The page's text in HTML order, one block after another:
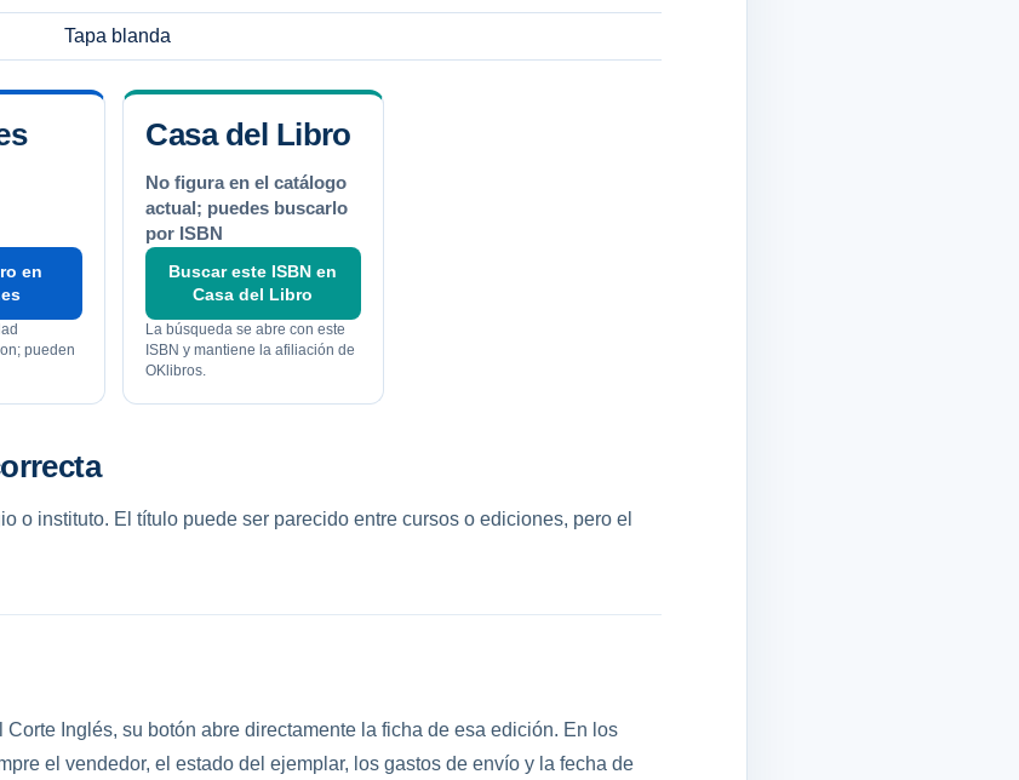
Tapa blanda
en
pueden
Casa del Libro
No figura en el catálogo
actual; puedes buscarlo
por ISBN
Buscar este ISBN en
Casa del Libro
La búsqueda se abre con este
ISBN y mantiene la afiliación de
OKlibros.
o instituto. El título puede ser parecido entre cursos o ediciones, pero el
Inglés, su botón abre directamente la ficha de esa edición. En los
el vendedor, el estado del ejemplar, los gastos de envío y la fecha de